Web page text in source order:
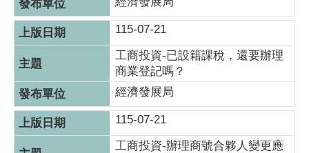
115-07-21
工商投資-已設籍課稅，還要辦理
商業登記嗎？
經濟發展局
115-07-21
工商投資-辦理商號合夥人變更應